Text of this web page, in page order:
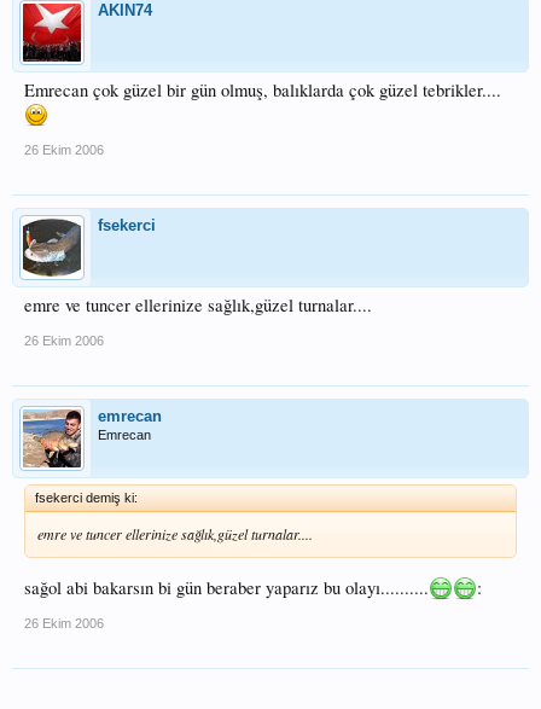
AKIN74
Emrecan çok güzel bir gün olmuş, balıklarda çok güzel tebrikler....
26 Ekim 2006
fsekerci
emre ve tuncer ellerinize sağlık,güzel turnalar....
26 Ekim 2006
emrecan
Emrecan
fsekerci demiş ki:
emre ve tuncer ellerinize sağlık,güzel turnalar....
sağol abi bakarsın bi gün beraber yaparız bu olayı.......... :
26 Ekim 2006